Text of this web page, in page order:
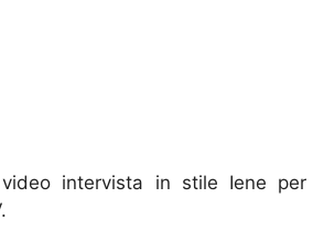
intervista in stile Iene per